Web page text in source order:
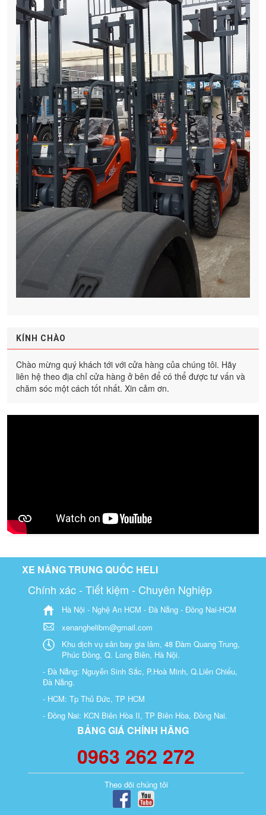
KÍNH CHÀO
Chào mừng quý khách tới với cửa hàng của chúng tôi. Hãy
liên hệ theo địa chỉ cửa hàng ở bên để có thể được tư vấn và
chăm sóc một cách tốt nhất. Xin cảm ơn.
XE NÂNG TRUNG QUỐC HELI
Chính xác - Tiết kiệm - Chuyên Nghiệp
Hà Nội - Nghệ An HCM - Đà Nẵng - Đồng Nai-HCM
xenanghelibm@gmail.com
Khu dịch vụ sân bay gia lâm, 48 Đàm Quang Trung,
Phúc Đồng, Q. Long Biên, Hà Nội.
- Đà Nẵng: Nguyễn Sinh Sắc, P.Hoà Minh, Q.Liên Chiểu,
Đà Nẵng.
- HCM: Tp Thủ Đức, TP HCM
- Đồng Nai: KCN Biên Hòa II, TP Biên Hòa, Đồng Nai.
BẢNG GIÁ CHÍNH HÃNG
0963 262 272
Theo dõi chúng tôi